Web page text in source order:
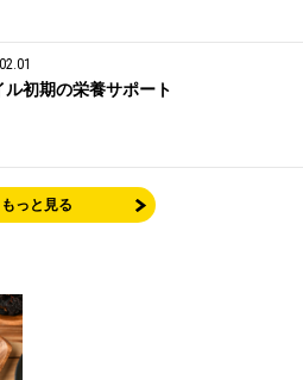
初期の栄養サポート
もっと見る